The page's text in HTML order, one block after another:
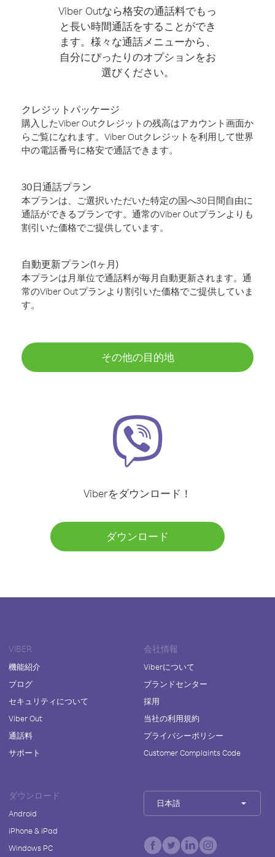
Viber Outなら格安の通話料でもっ
と長い時間通話をすることができ
ます。様々な通話メニューから、
自分にぴったりのオプションをお
選びください。
クレジットパッケージ
購入したViber Outクレジットの残高はアカウント画面か
らご覧になれます。Viber Outクレジットを利用して世界
中の電話番号に格安で通話できます。
30日通話プラン
本プランは、ご選択いただいた特定の国へ30日間自由に
通話ができるプランです。通常のViber Outプランよりも
割引いた価格でご提供しています。
自動更新プラン(1ヶ月)
本プランは月単位で通話料が毎月自動更新されます。通
常のViber Outプランより割引いた価格でご提供していま
す。
その他の目的地
Viberをダウンロード！
ダウンロード
VIBER
機能紹介
ブログ
セキュリティについて
Viber Out
通話料
サポート
会社情報
Viberについて
ブランドセンター
採用
当社の利用規約
プライバシーポリシー
Customer Complaints Code
ダウンロード
Android
iPhone & iPad
Windows PC
日本語